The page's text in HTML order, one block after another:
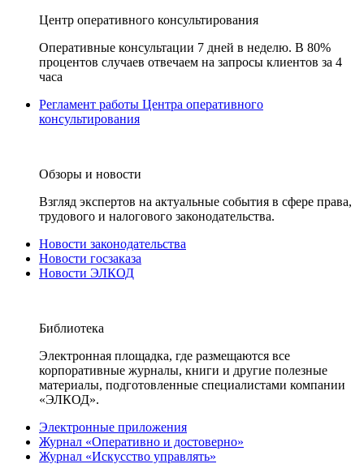
Центр оперативного консультирования
Оперативные консультации 7 дней в неделю. В 80%
процентов случаев отвечаем на запросы клиентов за 4
часа
Регламент работы Центра оперативного
консультирования
Обзоры и новости
Взгляд экспертов на актуальные события в сфере права,
трудового и налогового законодательства.
Новости законодательства
Новости госзаказа
Новости ЭЛКОД
Библиотека
Электронная площадка, где размещаются все
корпоративные журналы, книги и другие полезные
материалы, подготовленные специалистами компании
«ЭЛКОД».
Электронные приложения
Журнал «Оперативно и достоверно»
Журнал «Искусство управлять»